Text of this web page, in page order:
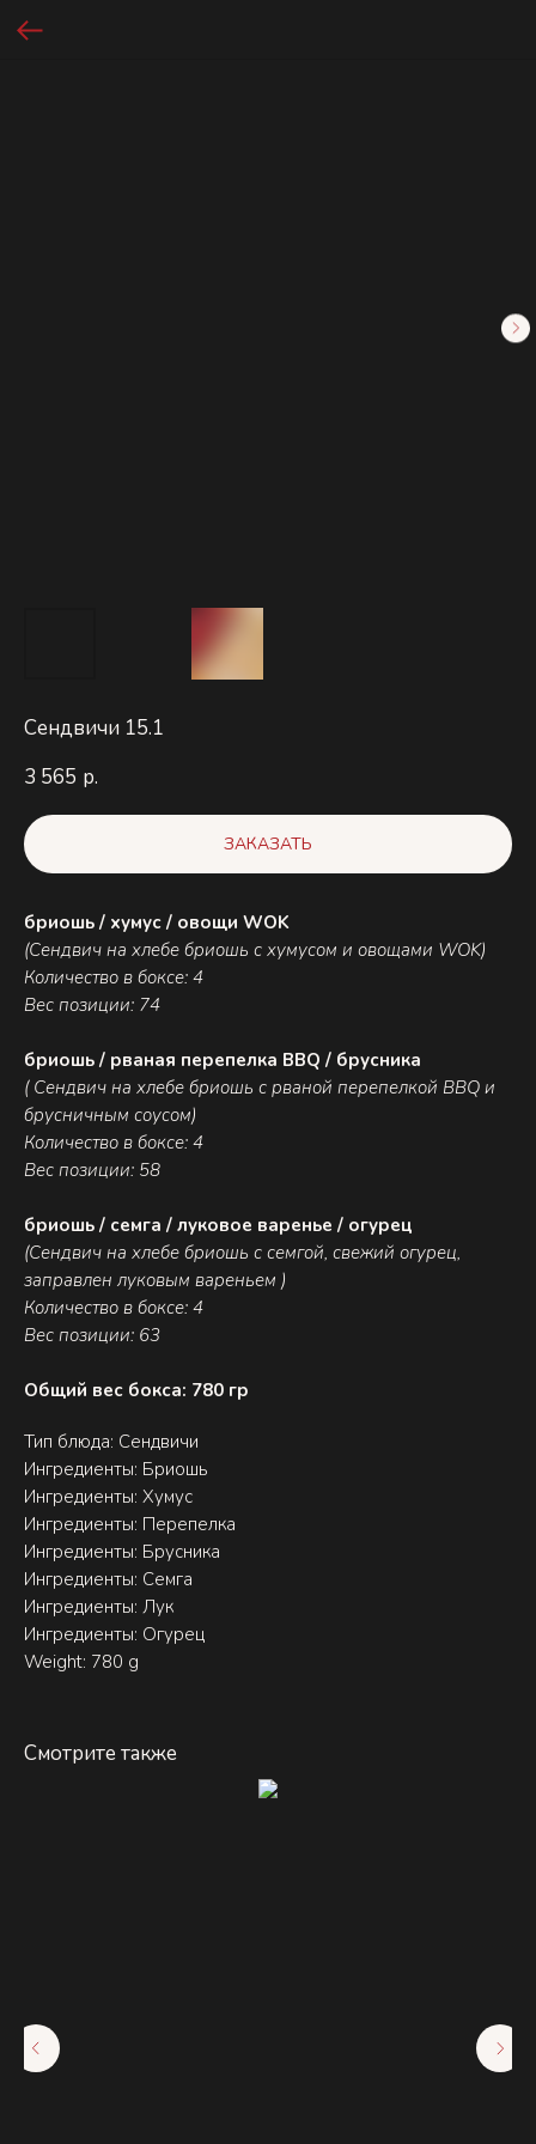
Сендвичи 15.1
3 565 р.
ЗАКАЗАТЬ
бриошь / хумус / овощи WOK
(Сендвич на хлебе бриошь с хумусом и овощами WOK)
Количество в боксе: 4
Вес позиции: 74
бриошь / рваная перепелка BBQ / брусника
( Сендвич на хлебе бриошь с рваной перепелкой BBQ и
брусничным соусом)
Количество в боксе: 4
Вес позиции: 58
бриошь / семга / луковое варенье / огурец
(Сендвич на хлебе бриошь с семгой, свежий огурец,
заправлен луковым вареньем )
Количество в боксе: 4
Вес позиции: 63
Общий вес бокса: 780 гр
Тип блюда: Сендвичи
Ингредиенты: Бриошь
Ингредиенты: Хумус
Ингредиенты: Перепелка
Ингредиенты: Брусника
Ингредиенты: Семга
Ингредиенты: Лук
Ингредиенты: Огурец
Weight: 780 g
Смотрите также